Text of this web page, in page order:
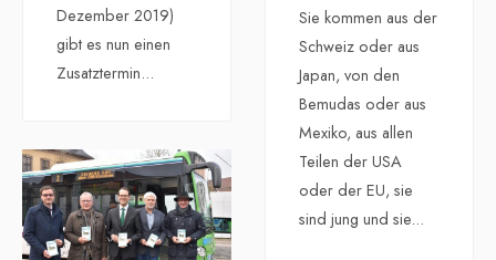
Dezember 2019)
gibt es nun einen
Zusatztermin...
Sie kommen aus der
Schweiz oder aus
Japan, von den
Bemudas oder aus
Mexiko, aus allen
Teilen der USA
oder der EU, sie
sind jung und sie...